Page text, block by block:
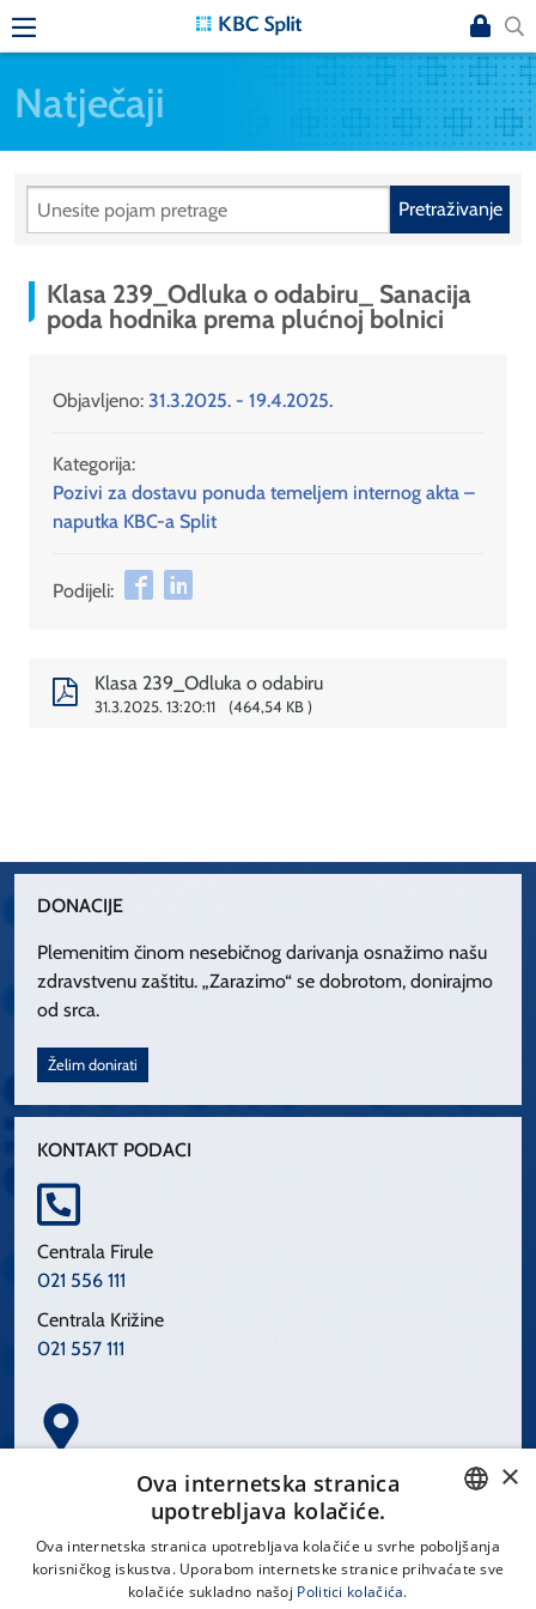
Natječaji
Pretraživanje
Klasa 239_Odluka o odabiru_ Sanacija
poda hodnika prema plućnoj bolnici
Objavljeno: 31.3.2025. - 19.4.2025.
Kategorija:
Pozivi za dostavu ponuda temeljem internog akta –
naputka KBC-a Split
Podijeli:
Klasa 239_Odluka o odabiru
31.3.2025. 13:20:11 464,54 KB
DONACIJE
Plemenitim činom nesebičnog darivanja osnažimo našu
zdravstvenu zaštitu. „Zarazimo“ se dobrotom, donirajmo
od srca.
Želim donirati
KONTAKT PODACI
Centrala Firule
021 556 111
Centrala Križine
021 557 111
Spinčićeva 1, 21000 Split
CROATIAN
×
Ova internetska stranica
upotrebljava kolačiće.
Ova internetska stranica upotrebljava kolačiće u svrhe poboljšanja
korisničkog iskustva. Uporabom internetske stranice prihvaćate sve
kolačiće sukladno našoj Politici kolačića.